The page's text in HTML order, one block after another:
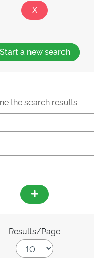
Start a new search
the search results.
Results/Page